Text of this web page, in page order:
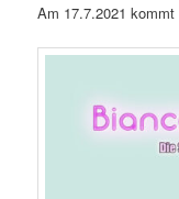
Am 17.7.2021 kommt